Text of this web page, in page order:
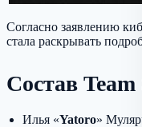
Согласно заявлению
стала раскрывать
Состав
Илья «Yatoro»